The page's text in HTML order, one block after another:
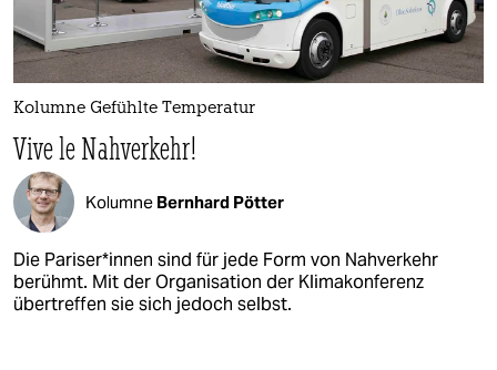
Kolumne Gefühlte Temperatur
Vive le Nahverkehr!
Kolumne Bernhard Pötter
Die Pariser*innen sind für jede Form von Nahverkehr
berühmt. Mit der Organisation der Klimakonferenz
übertreffen sie sich jedoch selbst.